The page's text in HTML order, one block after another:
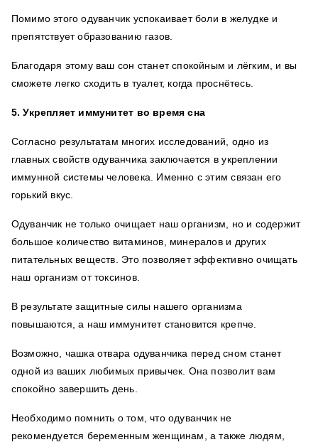
Помимо этого одуванчик успокаивает боли в желудке и
препятствует образованию газов.
Благодаря этому ваш сон станет спокойным и лёгким, и вы
сможете легко сходить в туалет, когда проснётесь.
5. Укрепляет иммунитет во время сна
Согласно результатам многих исследований, одно из
главных свойств одуванчика заключается в укреплении
иммунной системы человека. Именно с этим связан его
горький вкус.
Одуванчик не только очищает наш организм, но и содержит
большое количество витаминов, минералов и других
питательных веществ. Это позволяет эффективно очищать
наш организм от токсинов.
В результате защитные силы нашего организма
повышаются, а наш иммунитет становится крепче.
Возможно, чашка отвара одуванчика перед сном станет
одной из ваших любимых привычек. Она позволит вам
спокойно завершить день.
Необходимо помнить о том, что одуванчик не
рекомендуется беременным женщинам, а также людям,